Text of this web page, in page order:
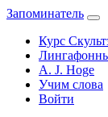
Запоминатель
Курс
A. J. Hoge
Учим слова
Войти